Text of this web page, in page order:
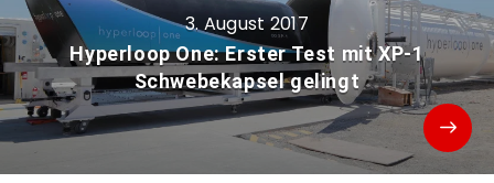
3. August 2017
Hyperloop One: Erster Test mit XP-1
Schwebekapsel gelingt